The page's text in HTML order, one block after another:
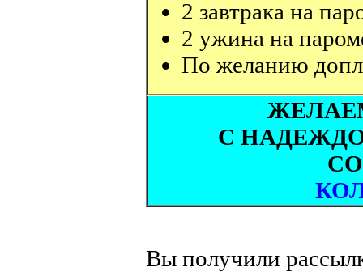
2 завтрака на
2 ужина на
По желанию
С
Вы получили